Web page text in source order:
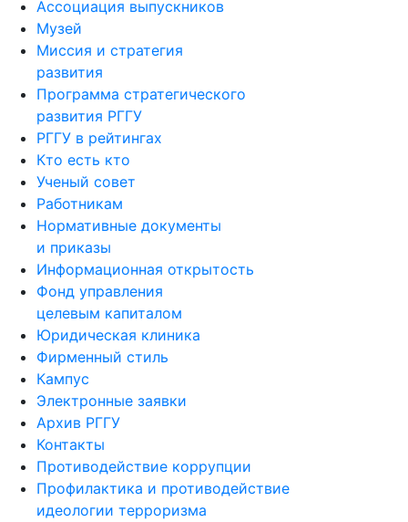
Ассоциация выпускников
Музей
Миссия и стратегия
развития
Программа стратегического
развития РГГУ
РГГУ в рейтингах
Кто есть кто
Ученый совет
Работникам
Нормативные документы
и приказы
Информационная открытость
Фонд управления
целевым капиталом
Юридическая клиника
Фирменный стиль
Кампус
Электронные заявки
Архив РГГУ
Контакты
Противодействие коррупции
Профилактика и противодействие
идеологии терроризма